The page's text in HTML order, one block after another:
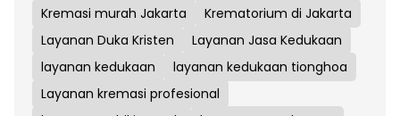
Kremasi murah Jakarta
Krematorium di Jakarta
Layanan Duka Kristen
Layanan Jasa Kedukaan
layanan kedukaan
layanan kedukaan tionghoa
Layanan kremasi profesional